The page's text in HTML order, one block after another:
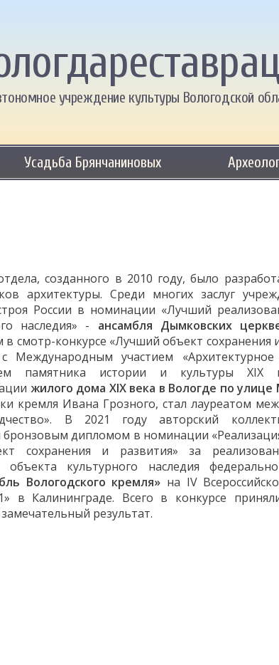
учреждение культуры Вологодской
Усадьба Брянчаниновых
созданного в 2010 году, было
архитектуры. Среди многих заслуг
России в номинации «Лучший
наследия» - ансамбля Дымковских
смотр-конкурсе «Лучший объект сохранения
Международным участием
памятника истории и культуры
жилого дома XIX века в Вологде по улице
кремля Ивана Грозного, стал лауреатом
В 2021 году авторский
бронзовым дипломом в номинации
сохранения и развития» за
культурного наследия
Вологодского кремля» на IV
в Калининграде. Всего в конкурсе
результат.